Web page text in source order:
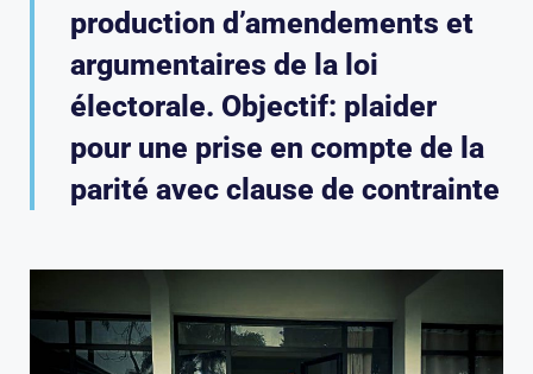
production d’amendements et
argumentaires de la loi
électorale. Objectif: plaider
pour une prise en compte de la
parité avec clause de contrainte